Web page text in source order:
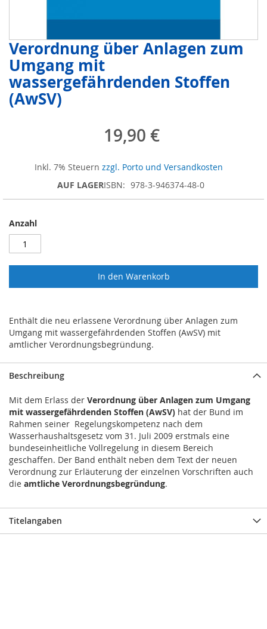
Verordnung über Anlagen zum
Umgang mit
wassergefährdenden Stoffen
(AwSV)
19,90 €
Inkl. 7% Steuern zzgl. Porto und Versandkosten
AUF LAGERISBN 978-3-946374-48-0
Anzahl
In den Warenkorb
Enthält die neu erlassene Verordnung über Anlagen zum
Umgang mit wassergefährdenden Stoffen (AwSV) mit
amtlicher Verordnungsbegründung.
Zum
Anfang
der
Bildergalerie
springen
Beschreibung
Mit dem Erlass der Verordnung über Anlagen zum Umgang
mit wassergefährdenden Stoffen (AwSV) hat der Bund im
Rahmen seiner Regelungskompetenz nach dem
Wasserhaushaltsgesetz vom 31. Juli 2009 erstmals eine
bundeseinheitliche Vollregelung in diesem Bereich
geschaffen. Der Band enthält neben dem Text der neuen
Verordnung zur Erläuterung der einzelnen Vorschriften auch
die amtliche Verordnungsbegründung.
Titelangaben